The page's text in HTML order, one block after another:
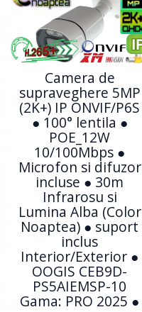
Camera de
supraveghere 5MP
(2K+) IP ONVIF/P6S
● 100° lentila ●
POE_12W
10/100Mbps ●
Microfon si difuzor
incluse ● 30m
Infrarosu si
Lumina Alba (Color
Noaptea) ● suport
inclus
Interior/Exterior ●
OOGIS CEB9D-
PS5AIEMSP-10
Gama: PRO 2025 ●